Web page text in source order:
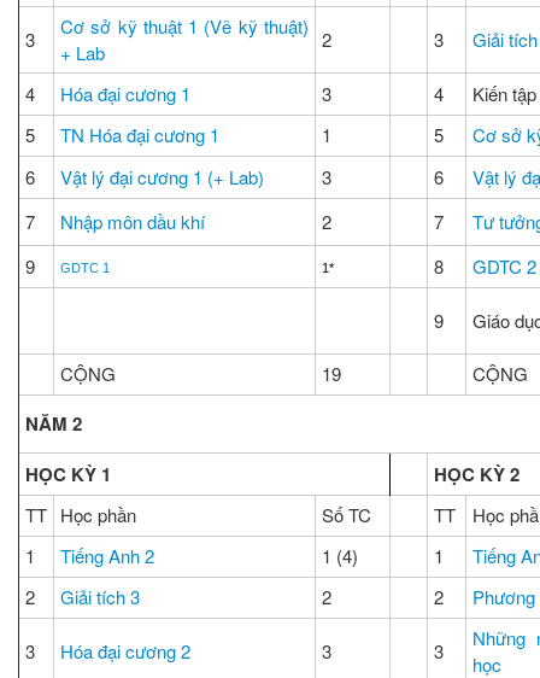
3
Cơ sở kỹ thuật 1 (Vẽ kỹ thuật)
+ Lab
2 3 Giải
4 Hóa đại cương 1 3 4
Kiến
5
TN Hóa đại cương 1 1 5
Cơ sở
6
Vật lý đại cương 1 (+ Lab) 3 6
Vật lý
7
Nhập môn dầu khí 2 7
Tư
9
GDTC 1 1* 8 GDTC 2
9 Giáo
CỘNG 19 CỘNG
NĂM 2
HỌC KỲ 1
HỌC KỲ 2
TT Học phần Số TC TT
Học
1
Tiếng Anh 2 1 (4) 1
Tiếng
2
Giải tích 3 2 2
3 Hóa đại cương 2 3 3
Những
học